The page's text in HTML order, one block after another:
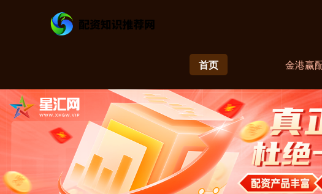
首页 金港赢